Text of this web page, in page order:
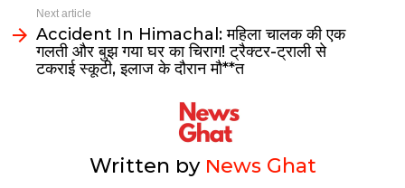
Next article
Accident In Himachal: महिला चालक की एक
गलती और बुझ गया घर का चिराग! ट्रैक्टर-ट्राली से
टकराई स्कूटी, इलाज के दौरान मौ**त
Written by News Ghat